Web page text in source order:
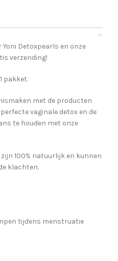
Yoni Detoxpearls en onze
verzending!
pakket.
met de producten
vaginale detox en de
te houden met onze
zijn 100% natuurlijk en kunnen
klachten.
tijdens menstruatie